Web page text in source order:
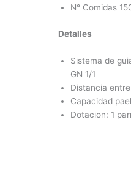
N° Comidas
Detalles
Sistema de
GN 1/1
Distancia
Capacidad
Dotacion: 1